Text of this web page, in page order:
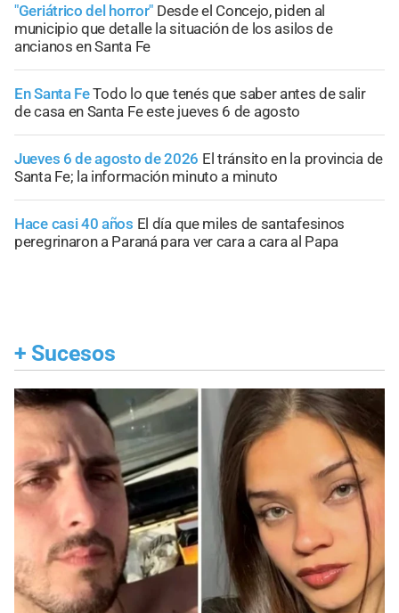
"Geriátrico del horror" Desde el Concejo, piden al
municipio que detalle la situación de los asilos de
ancianos en Santa Fe
En Santa FeTodo lo que tenés que saber antes de salir
de casa en Santa Fe este jueves 6 de agosto
Jueves 6 de agosto de 2026 El tránsito en la provincia de
Santa Fe; la información minuto a minuto
Hace casi 40 años El día que miles de santafesinos
peregrinaron a Paraná para ver cara a cara al Papa
+ Sucesos